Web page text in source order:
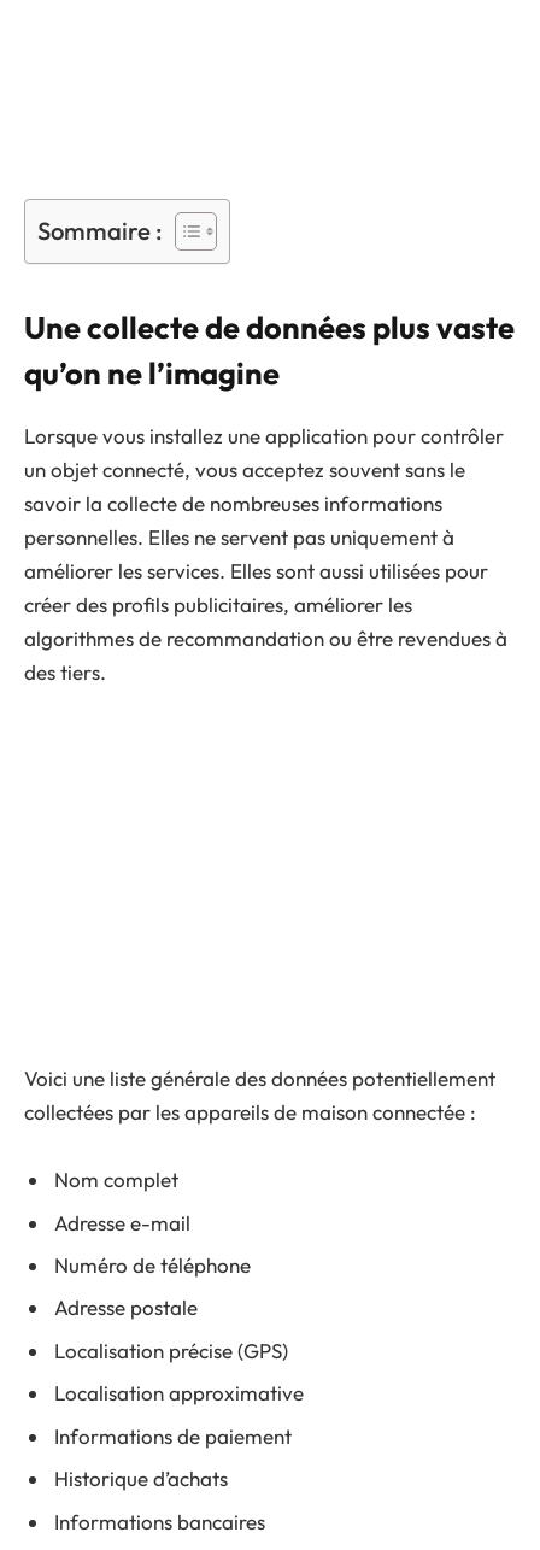
Sommaire :
Une collecte de données plus vaste
qu’on ne l’imagine
Lorsque vous installez une application pour contrôler
un objet connecté, vous acceptez souvent sans le
savoir la collecte de nombreuses informations
personnelles. Elles ne servent pas uniquement à
améliorer les services. Elles sont aussi utilisées pour
créer des profils publicitaires, améliorer les
algorithmes de recommandation ou être revendues à
des tiers.
Voici une liste générale des données potentiellement
collectées par les appareils de maison connectée :
Nom complet
Adresse e-mail
Numéro de téléphone
Adresse postale
Localisation précise (GPS)
Localisation approximative
Informations de paiement
Historique d’achats
Informations bancaires